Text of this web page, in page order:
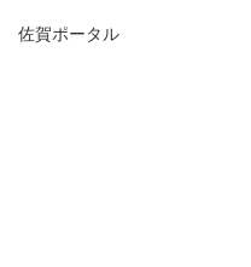
佐賀ポータル